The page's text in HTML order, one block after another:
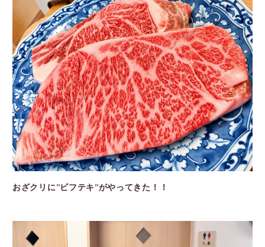
おざクリに”ビフテキ”がやってきた！！